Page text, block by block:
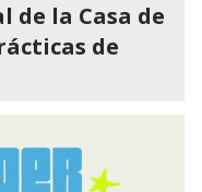
de la Casa de
de